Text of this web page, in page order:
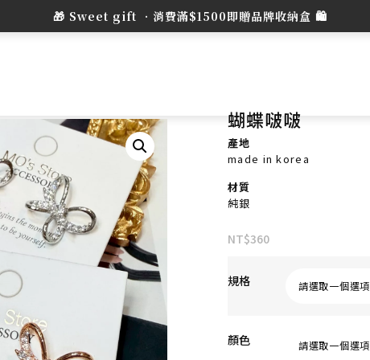
蝴蝶啵啵
產地
made in korea
材質
純銀
NT$360
規格
顏色